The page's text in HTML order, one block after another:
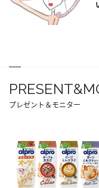
プレゼント＆モニター